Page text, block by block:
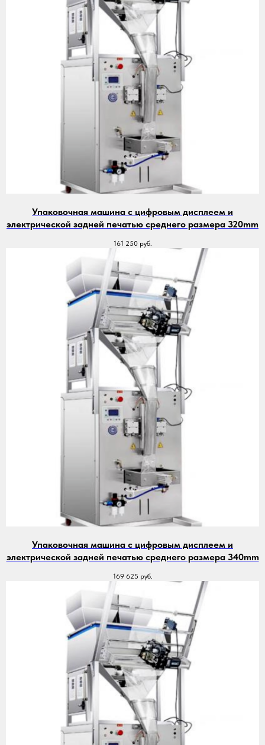
Упаковочная машина с цифровым дисплеем и
электрической задней печатью среднего размера 320mm
161 250 руб.
Упаковочная машина с цифровым дисплеем и
электрической задней печатью среднего размера 340mm
169 625 руб.